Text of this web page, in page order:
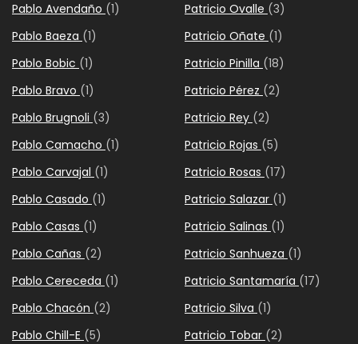
Pablo Avendaño (1)
Pablo Baeza (1)
Pablo Bobic (1)
Pablo Bravo (1)
Pablo Brugnoli (3)
Pablo Camacho (1)
Pablo Carvajal (1)
Pablo Casado (1)
Pablo Casas (1)
Pablo Cañas (2)
Pablo Cereceda (1)
Pablo Chacón (2)
Pablo Chill-E (5)
Patricio Ovalle (3)
Patricio Oñate (1)
Patricio Pinilla (18)
Patricio Pérez (2)
Patricio Rey (2)
Patricio Rojas (5)
Patricio Rosas (17)
Patricio Salazar (1)
Patricio Salinas (1)
Patricio Sanhueza (1)
Patricio Santamaría (17)
Patricio Silva (1)
Patricio Tobar (2)